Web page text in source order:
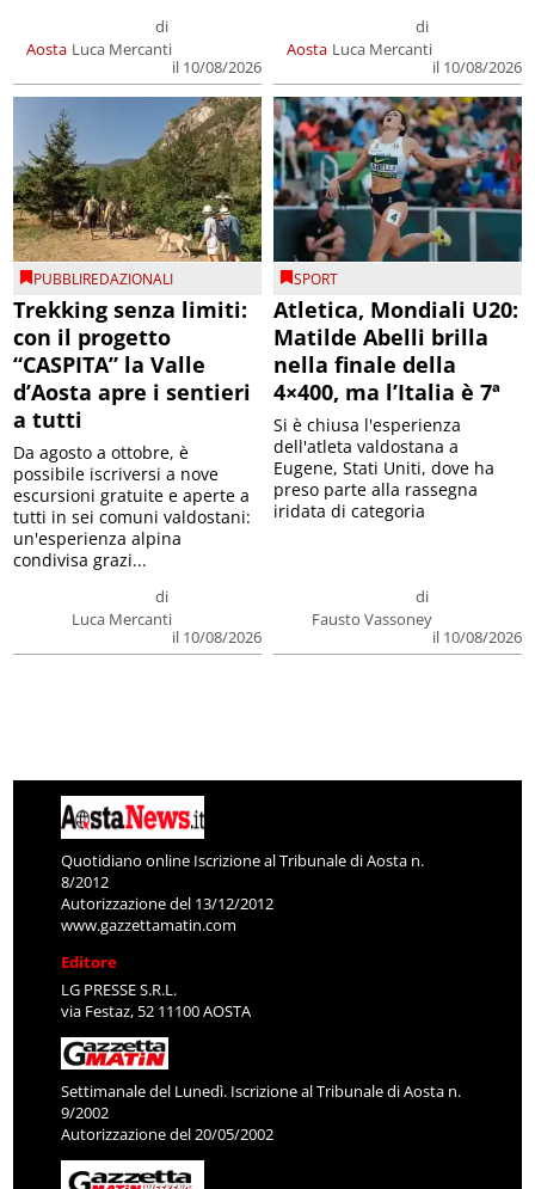
Aosta
di
Luca Mercanti
il 10/08/2026
Aosta
di
Luca Mercanti
il 10/08/2026
PUBBLIREDAZIONALI
Trekking senza limiti:
con il progetto
“CASPITA” la Valle
d’Aosta apre i sentieri
a tutti
di
Luca Mercanti
il 10/08/2026
Da agosto a ottobre, è
possibile iscriversi a nove
escursioni gratuite e aperte a
tutti in sei comuni valdostani:
un'esperienza alpina
condivisa grazi...
SPORT
Atletica, Mondiali U20:
Matilde Abelli brilla
nella finale della
4×400, ma l’Italia è 7ª
di
Fausto Vassoney
il 10/08/2026
Si è chiusa l'esperienza
dell'atleta valdostana a
Eugene, Stati Uniti, dove ha
preso parte alla rassegna
iridata di categoria
Quotidiano online Iscrizione al Tribunale di Aosta n.
8/2012
Autorizzazione del 13/12/2012
www.gazzettamatin.com
Editore
LG PRESSE S.R.L.
via Festaz, 52 11100 AOSTA
Settimanale del Lunedì. Iscrizione al Tribunale di Aosta n.
9/2002
Autorizzazione del 20/05/2002